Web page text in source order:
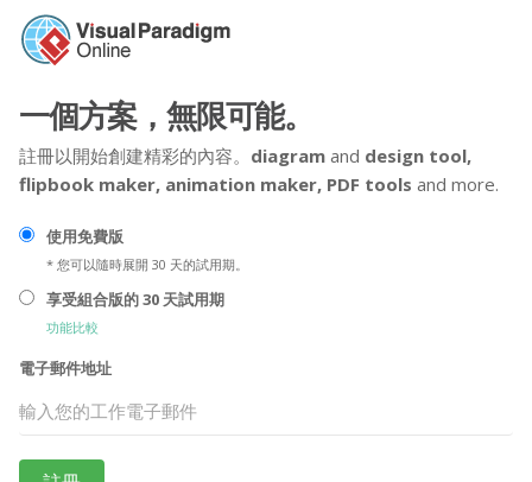
一個方案，無限可能。
註冊以開始創建精彩的內容。 diagram and design tool,
flipbook maker, animation maker, PDF tools and more.
使用免費版
* 您可以隨時展開 30 天的試用期。
享受組合版的 30 天試用期
功能比較
電子郵件地址